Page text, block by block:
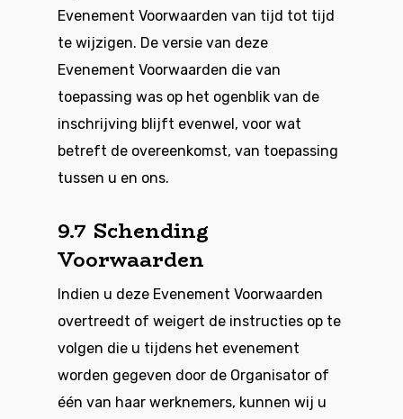
Evenement Voorwaarden van tijd tot tijd
te wijzigen. De versie van deze
Evenement Voorwaarden die van
toepassing was op het ogenblik van de
inschrijving blijft evenwel, voor wat
betreft de overeenkomst, van toepassing
tussen u en ons.
9.7 Schending
Voorwaarden
Indien u deze Evenement Voorwaarden
overtreedt of weigert de instructies op te
volgen die u tijdens het evenement
worden gegeven door de Organisator of
één van haar werknemers, kunnen wij u